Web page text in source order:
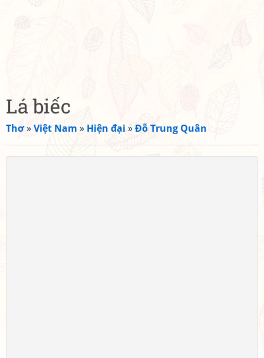
Lá biếc
Thơ»Việt Nam » Hiện đại »Đỗ Trung Quân